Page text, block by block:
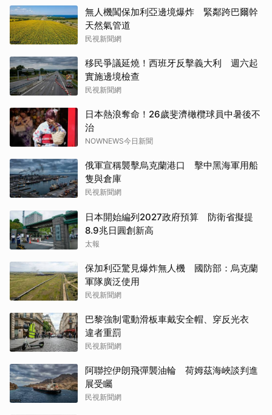
無人機闖保加利亞邊境爆炸 緊鄰跨巴爾幹
天然氣管道
民視新聞網
移民爭議延燒！西班牙反擊義大利 週六起
實施邊境檢查
民視新聞網
日本熱浪奪命！26歲斐濟橄欖球員中暑後不
治
NOWNEWS今日新聞
俄軍宣稱襲擊烏克蘭港口 擊中黑海軍用船
隻與倉庫
民視新聞網
日本開始編列2027政府預算 防衛省擬提
8.9兆日圓創新高
太報
保加利亞驚見爆炸無人機 國防部：烏克蘭
軍隊廣泛使用
民視新聞網
巴黎強制電動滑板車戴安全帽、穿反光衣
違者重罰
民視新聞網
阿聯控伊朗飛彈襲油輪 荷姆茲海峽談判進
展受矚
民視新聞網